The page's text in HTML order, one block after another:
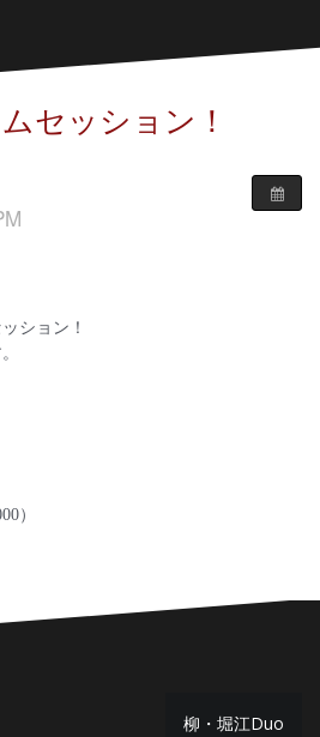
セッション！
ション！
）
柳・堀江Duo